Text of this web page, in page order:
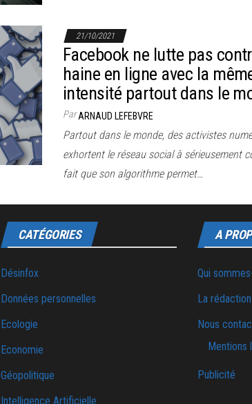
21/10/2021
Facebook ne lutte pas
haine en ligne avec la
intensité partout dans le
ParARNAUD LEFEBVRE
Partout dans le monde, des activistes
exhortent le réseau social à sérieusement
fait que son algorithme permet…
CATÉGORIES
Désinfox
Données personnelles
Ecologie
Economie
Géopolitique
Intelligence Artificielle
A
Qui
La rédaction
Nous
Mentions
Publicité